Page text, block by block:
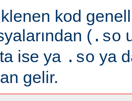
kod
( .so
ise ya .so ya
gelir.